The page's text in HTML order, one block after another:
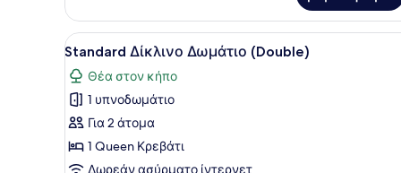
Διαμέρισμα
Προβολή
όλων
των
φωτογραφιών
για
Standard
Δίκλινο
Ένα κρεβάτι με ένα ριγέ
7
Standard Δίκλινο Δωμάτιο (Double)
Θέα στον κήπο
1 υπνοδωμάτιο
Για 2 άτομα
1 Queen Κρεβάτι
Δωρεάν ασύρματο ίντερνετ